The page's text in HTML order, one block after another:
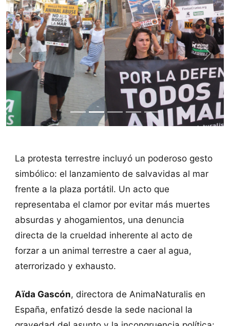
Previous Next
La protesta terrestre incluyó un poderoso gesto
simbólico: el lanzamiento de salvavidas al mar
frente a la plaza portátil. Un acto que
representaba el clamor por evitar más muertes
absurdas y ahogamientos, una denuncia
directa de la crueldad inherente al acto de
forzar a un animal terrestre a caer al agua,
aterrorizado y exhausto.
Aïda Gascón, directora de AnimaNaturalis en
España, enfatizó desde la sede nacional la